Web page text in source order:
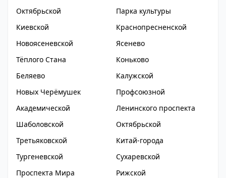
Октябрьской
Парка культуры
Киевской
Краснопресненской
Новоясеневской
Ясенево
Тёплого Стана
Коньково
Беляево
Калужской
Новых Черёмушек
Профсоюзной
Академической
Ленинского проспекта
Шаболовской
Октябрьской
Третьяковской
Китай-города
Тургеневской
Сухаревской
Проспекта Мира
Рижской